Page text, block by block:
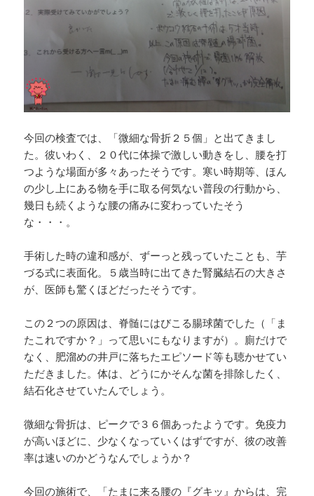
今回の検査では、「微細な骨折２５個」と出てきまし
た。彼いわく、２０代に体操で激しい動きをし、腰を打
つような場面が多々あったそうです。寒い時期等、ほん
の少し上にある物を手に取る何気ない普段の行動から、
幾日も続くような腰の痛みに変わっていたそう
な・・・。
手術した時の違和感が、ずーっと残っていたことも、芋
づる式に表面化。５歳当時に出てきた腎臓結石の大きさ
が、医師も驚くほどだったそうです。
この２つの原因は、脊髄にはびこる腸球菌でした（「ま
たこれですか？」って思いにもなりますが）。廁だけで
なく、肥溜めの井戸に落ちたエピソード等も聴かせてい
ただきました。体は、どうにかそんな菌を排除したく、
結石化させていたんでしょう。
微細な骨折は、ピークで３６個あったようです。免疫力
が高いほどに、少なくなっていくはずですが、彼の改善
率は速いのかどうなんでしょうか？
今回の施術で、「たまに来る腰の『グキッ』からは、完